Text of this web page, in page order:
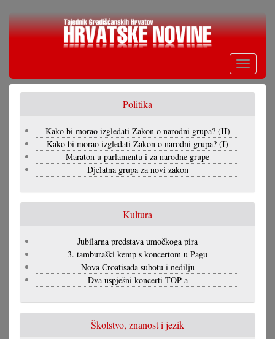
Skoči
Toggle
Politika
Kako bi morao izgledati Zakon o narodni grupa? (II)
Kako bi morao izgledati Zakon o narodni grupa? (I)
Maraton u parlamentu i za narodne grupe
Djelatna grupa za novi zakon
Kultura
Jubilarna predstava umočkoga pira
3. tamburaški kemp s koncertom u Pagu
Nova Croatisada subotu i nedilju
Dva uspješni koncerti TOP-a
Školstvo, znanost i jezik